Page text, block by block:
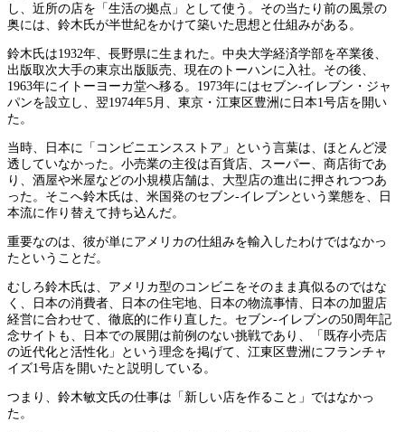
し、近所の店を「生活の拠点」として使う。その当たり前の風景の
奥には、鈴木氏が半世紀をかけて築いた思想と仕組みがある。
鈴木氏は1932年、長野県に生まれた。中央大学経済学部を卒業後、
出版取次大手の東京出版販売、現在のトーハンに入社。その後、
1963年にイトーヨーカ堂へ移る。1973年にはセブン-イレブン・ジャ
パンを設立し、翌1974年5月、東京・江東区豊洲に日本1号店を開い
た。
当時、日本に「コンビニエンスストア」という言葉は、ほとんど浸
透していなかった。小売業の主役は百貨店、スーパー、商店街であ
り、酒屋や米屋などの小規模店舗は、大型店の進出に押されつつあ
った。そこへ鈴木氏は、米国発のセブン-イレブンという業態を、日
本流に作り替えて持ち込んだ。
重要なのは、彼が単にアメリカの仕組みを輸入したわけではなかっ
たということだ。
むしろ鈴木氏は、アメリカ型のコンビニをそのまま真似るのではな
く、日本の消費者、日本の住宅地、日本の物流事情、日本の加盟店
経営に合わせて、徹底的に作り直した。セブン-イレブンの50周年記
念サイトも、日本での展開は前例のない挑戦であり、「既存小売店
の近代化と活性化」という理念を掲げて、江東区豊洲にフランチャ
イズ1号店を開いたと説明している。
つまり、鈴木敏文氏の仕事は「新しい店を作ること」ではなかっ
た。